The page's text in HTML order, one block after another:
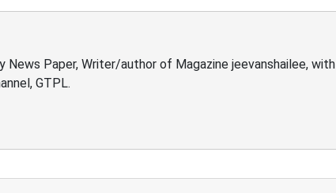
Paper, Writer/author of Magazine jeevanshailee, with
GTPL.